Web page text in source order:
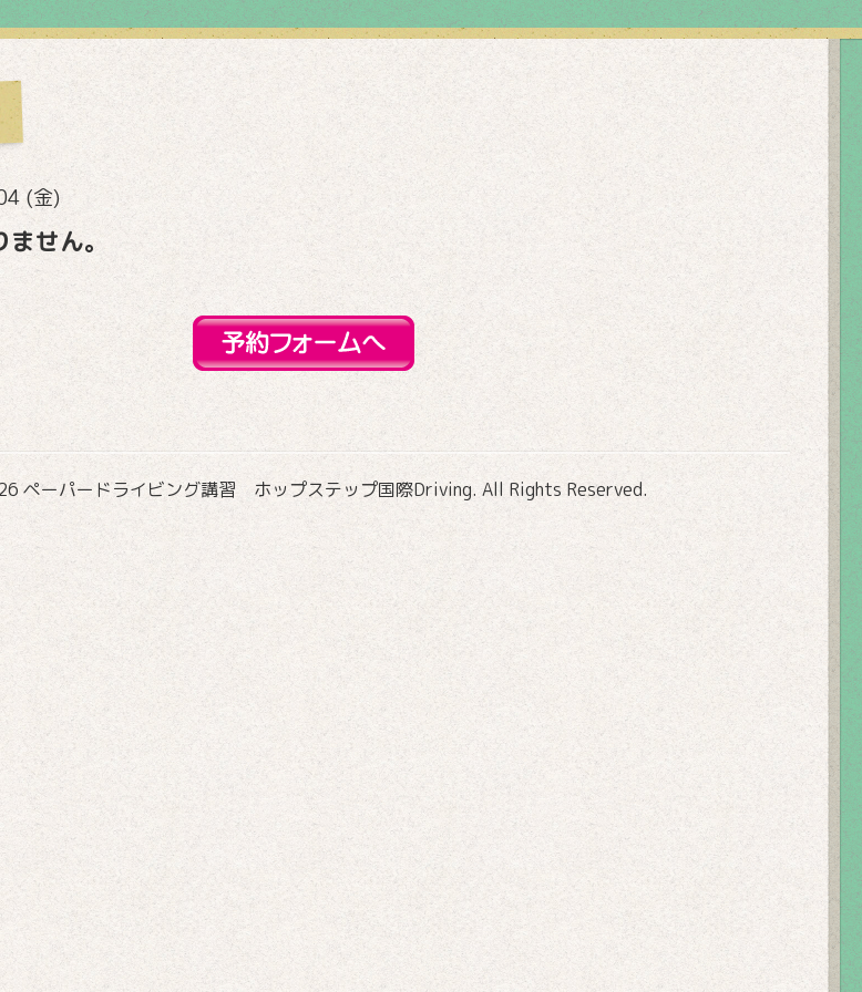
(金)
せん。
ペーパードライビング講習 ホップステップ国際Driving. All Rights Reserved.